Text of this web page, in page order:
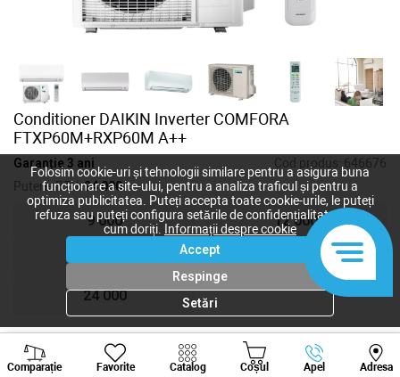
Conditioner DAIKIN Inverter COMFORA
FTXP60M+RXP60M A++
Garanție 3 ani Cod produs: 646676
Putere, BTU:24 000
9 000 12 000
24 000
58 100 lei
Comparație Favorite Catalog Coșul Apel Adresa
Viber Whatsapp
Folosim cookie-uri și tehnologii similare pentru a asigura buna
funcționare a site-ului, pentru a analiza traficul și pentru a
optimiza publicitatea. Puteți accepta toate cookie-urile, le puteți
refuza sau puteți configura setările de confidențialitate după
cum doriți.
Informații despre cookie
Accept
Respinge
Setări